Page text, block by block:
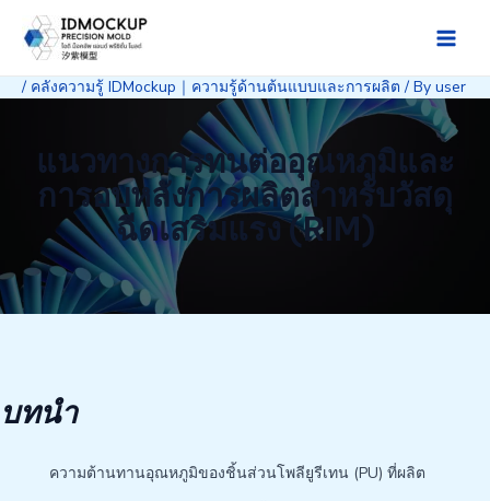
Main
/ คลังความรู้ IDMockup｜ความรู้ด้านต้นแบบและการผลิต / By user
แนวทางการทนต่ออุณหภูมิและ
การอบหลังการผลิตสำหรับวัสดุ
ฉีดเสริมแรง (RIM)
บทนำ
ความต้านทานอุณหภูมิของชิ้นส่วนโพลียูรีเทน (PU) ที่ผลิต